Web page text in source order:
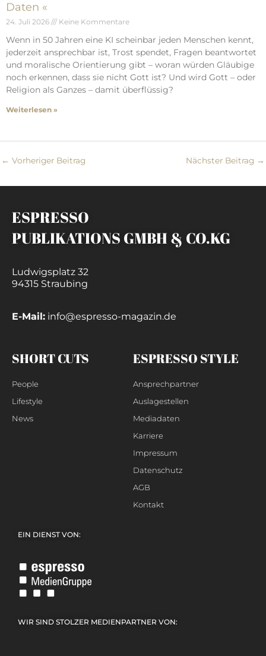
Daten «
24. Juli 2026 Keine Kommentare
Wenn in 50 Jahren eine KI scheinbar jeden Menschen kennt,
jederzeit ansprechbar ist, Trost spendet, Fragen beantwortet
und moralische Orientierung gibt – woran würden Gläubige
noch erkennen, dass sie nicht Gott ist? Und wird Gott – oder
Religion als Ganzes – damit überflüssig?
Weiterlesen »
← Vorheriger Beitrag Nächster Beitrag →
ESPRESSO
PUBLIKATIONS GMBH & CO.KG
Ludwigsplatz 32
94315 Straubing
E-Mail: info@espresso-magazin.de
SHORT CUTS
People
Lifestyle
News
ESPRESSO STYLE
Ansprechpartner
Auslagestellen
Mediadaten
Karriere
Impressum
Datenschutz
AGB
Kontakt
EIN DIENST VON:
WIR SIND STOLZER MEDIENPARTNER VON: